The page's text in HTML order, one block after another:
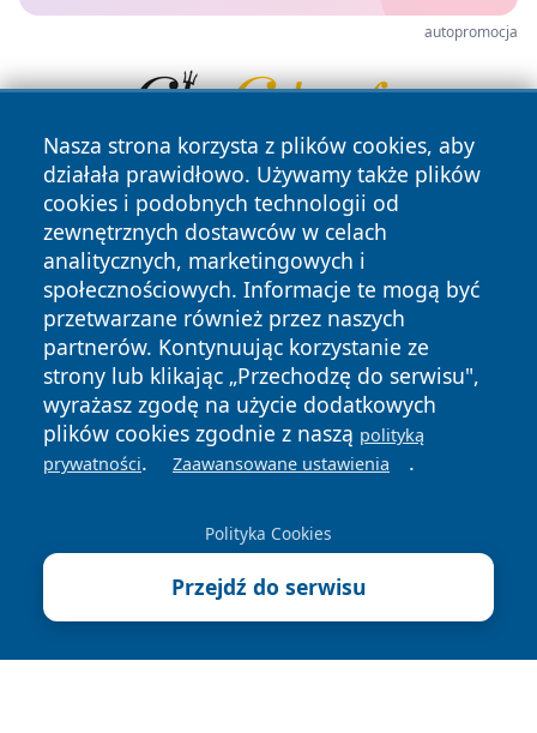
autopromocja
Nasza strona korzysta z plików cookies, aby
działała prawidłowo. Używamy także plików
cookies i podobnych technologii od
zewnętrznych dostawców w celach
analitycznych, marketingowych i
społecznościowych. Informacje te mogą być
przetwarzane również przez naszych
partnerów. Kontynuując korzystanie ze
strony lub klikając „Przechodzę do serwisu",
wyrażasz zgodę na użycie dodatkowych
plików cookies zgodnie z naszą polityką
prywatności. Zaawansowane ustawienia .
Polityka Cookies
Przejdź do serwisu
Copyright © 2026 mojzgierz.pl Wszystkie prawa zastrzeżone.
News Autorzy
Polityka
Prywatności
Polityka
Cookies